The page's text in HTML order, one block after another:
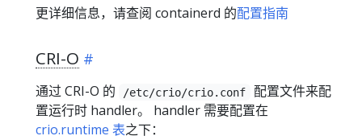
更详细信息，请查阅 containerd 的配置指南
CRI-O
通过 CRI-O 的 /etc/crio/crio.conf
配置文件来配
置运行时 handler。 handler 需要配置在
crio.runtime 表之下：